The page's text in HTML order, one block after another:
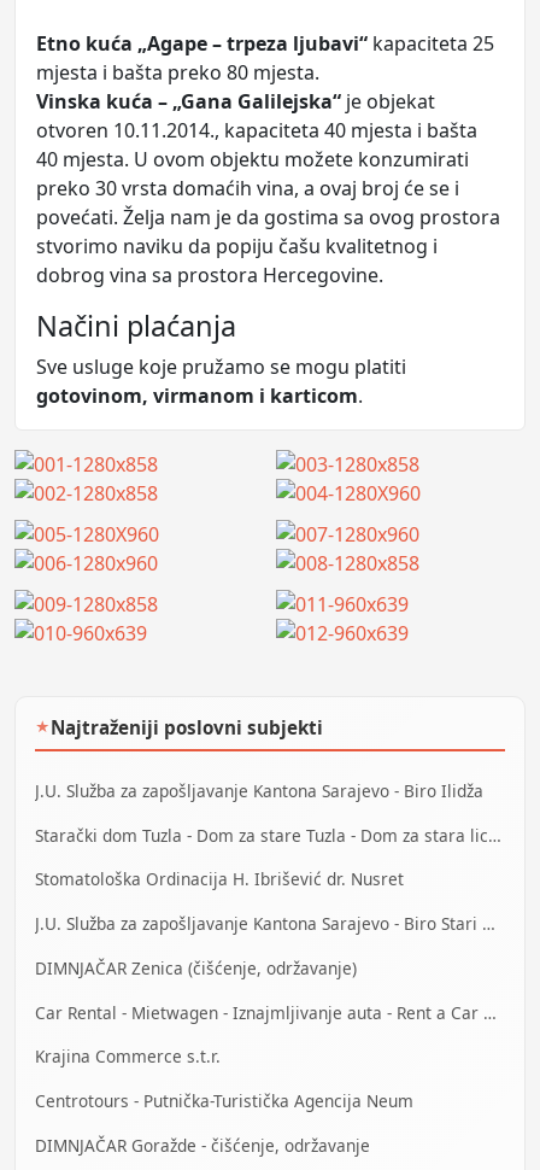
Etno kuća „Agape – trpeza ljubavi“ kapaciteta 25
mjesta i bašta preko 80 mjesta.
Vinska kuća – „Gana Galilejska“ je objekat
otvoren 10.11.2014., kapaciteta 40 mjesta i bašta
40 mjesta. U ovom objektu možete konzumirati
preko 30 vrsta domaćih vina, a ovaj broj će se i
povećati. Želja nam je da gostima sa ovog prostora
stvorimo naviku da popiju čašu kvalitetnog i
dobrog vina sa prostora Hercegovine.
Načini plaćanja
Sve usluge koje pružamo se mogu platiti
gotovinom, virmanom i karticom.
★Najtraženiji poslovni subjekti
J.U. Služba za zapošljavanje Kantona Sarajevo - Biro Ilidža
Starački dom Tuzla - Dom za stare Tuzla - Dom za stara lica Tuzla
Stomatološka Ordinacija H. Ibrišević dr. Nusret
J.U. Služba za zapošljavanje Kantona Sarajevo - Biro Stari Grad
DIMNJAČAR Zenica (čišćenje, održavanje)
Car Rental - Mietwagen - Iznajmljivanje auta - Rent a Car Bihać
Krajina Commerce s.t.r.
Centrotours - Putnička-Turistička Agencija Neum
DIMNJAČAR Goražde - čišćenje, održavanje